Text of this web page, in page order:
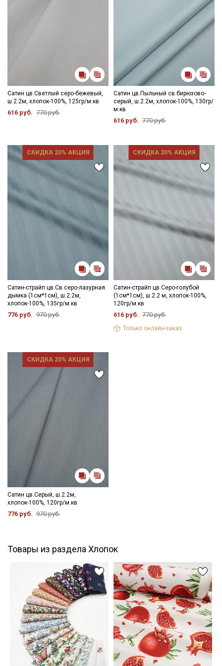
Сатин цв.Светлый серо-бежевый,
ш.2.2м, хлопок-100%, 125гр/м.кв
616 руб. 770 руб.
Сатин цв.Пыльный св.бирюзово-
серый, ш.2.2м, хлопок-100%, 130гр/
м.кв
616 руб. 770 руб.
СКИДКА 20% АКЦИЯ
Сатин-страйп цв.Св.серо-лазурная
дымка (1см*1см), ш.2.2м,
хлопок-100%, 135гр/м.кв
776 руб. 970 руб.
СКИДКА 20% АКЦИЯ
Сатин-страйп цв.Серо-голубой
(1см*1см), ш.2.2 м, хлопок-100%,
120гр/м.кв
616 руб. 770 руб.
Только онлайн-заказ
СКИДКА 20% АКЦИЯ
Сатин цв.Серый, ш.2.2м,
хлопок-100%, 120гр/м.кв
776 руб. 970 руб.
Товары из раздела Хлопок